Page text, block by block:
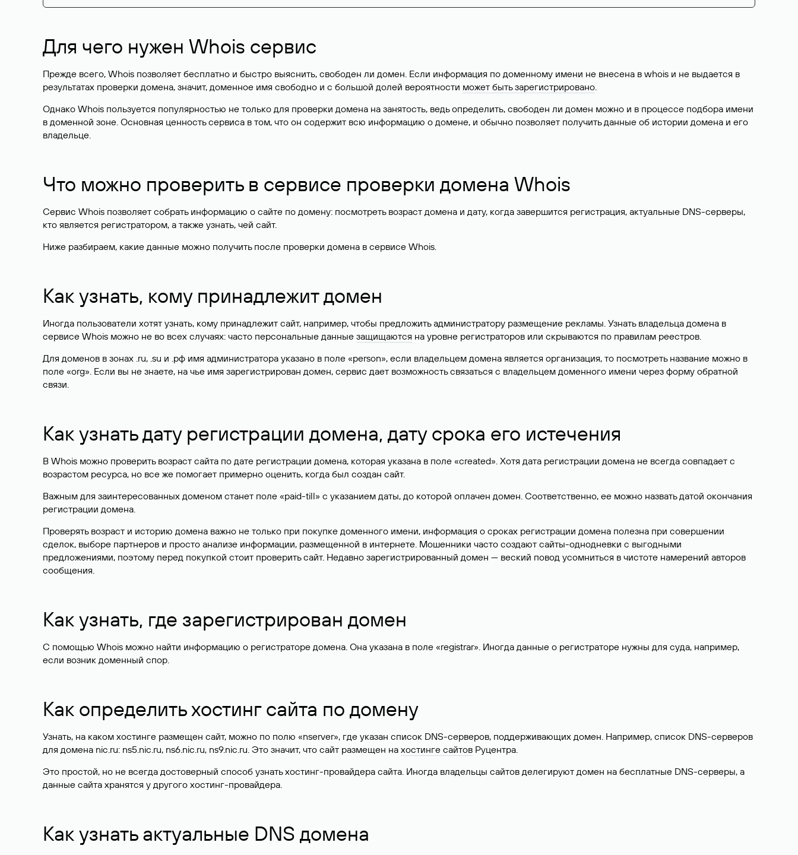
Для чего нужен Whois сервис
Прежде всего, Whois позволяет бесплатно и быстро выяснить, свободен ли домен. Если информация по доменному имени не внесена в whois и не выдается в
результатах проверки домена, значит, доменное имя свободно и с большой долей вероятности может быть зарегистрировано.
Однако Whois пользуется популярностью не только для проверки домена на занятость, ведь определить, свободен ли домен можно и в процессе подбора имени
в доменной зоне. Основная ценность сервиса в том, что он содержит всю информацию о домене, и обычно позволяет получить данные об истории домена и его
владельце.
Что можно проверить в сервисе проверки домена Whois
Сервис Whois позволяет собрать информацию о сайте по домену: посмотреть возраст домена и дату, когда завершится регистрация, актуальные DNS-серверы,
кто является регистратором, а также узнать, чей сайт.
Ниже разбираем, какие данные можно получить после проверки домена в сервисе Whois.
Как узнать, кому принадлежит домен
Иногда пользователи хотят узнать, кому принадлежит сайт, например, чтобы предложить администратору размещение рекламы. Узнать владельца домена в
сервисе Whois можно не во всех случаях: часто персональные данные защищаются на уровне регистраторов или скрываются по правилам реестров.
Для доменов в зонах .ru, .su и .рф имя администратора указано в поле «person», если владельцем домена является организация, то посмотреть название можно в
поле «org». Если вы не знаете, на чье имя зарегистрирован домен, сервис дает возможность связаться с владельцем доменного имени через форму обратной
связи.
Как узнать дату регистрации домена, дату срока его истечения
В Whois можно проверить возраст сайта по дате регистрации домена, которая указана в поле «created». Хотя дата регистрации домена не всегда совпадает с
возрастом ресурса, но все же помогает примерно оценить, когда был создан сайт.
Важным для заинтересованных доменом станет поле «paid-till» с указанием даты, до которой оплачен домен. Соответственно, ее можно назвать датой окончания
регистрации домена.
Проверять возраст и историю домена важно не только при покупке доменного имени, информация о сроках регистрации домена полезна при совершении
сделок, выборе партнеров и просто анализе информации, размещенной в интернете. Мошенники часто создают сайты-однодневки с выгодными
предложениями, поэтому перед покупкой стоит проверить сайт. Недавно зарегистрированный домен — веский повод усомниться в чистоте намерений авторов
сообщения.
Как узнать, где зарегистрирован домен
С помощью Whois можно найти информацию о регистраторе домена. Она указана в поле «registrar». Иногда данные о регистраторе нужны для суда, например,
если возник доменный спор.
Как определить хостинг сайта по домену
Узнать, на каком хостинге размещен сайт, можно по полю «nserver», где указан список DNS-серверов, поддерживающих домен. Например, список DNS-серверов
для домена nic.ru: ns5.nic.ru, ns6.nic.ru, ns9.nic.ru. Это значит, что сайт размещен на хостинге сайтов Руцентра.
Это простой, но не всегда достоверный способ узнать хостинг-провайдера сайта. Иногда владельцы сайтов делегируют домен на бесплатные DNS-серверы, а
данные сайта хранятся у другого хостинг-провайдера.
Как узнать актуальные DNS домена